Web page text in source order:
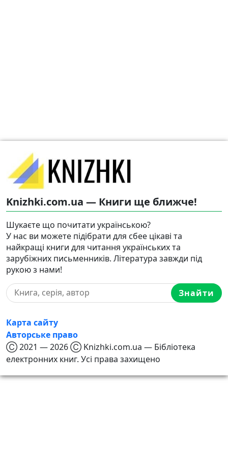
Knizhki.com.ua — Книги ще ближче!
Шукаєте що почитати українською?
У нас ви можете підібрати для сбее цікаві та
найкращі книги для читання українських та
зарубіжних письменників. Література завжди під
рукою з нами!
Знайти
Карта сайту
Авторське право
Ⓒ 2021 — 2026 Ⓒ Knizhki.com.ua — Бібліотека
електронних книг. Усі права захищено